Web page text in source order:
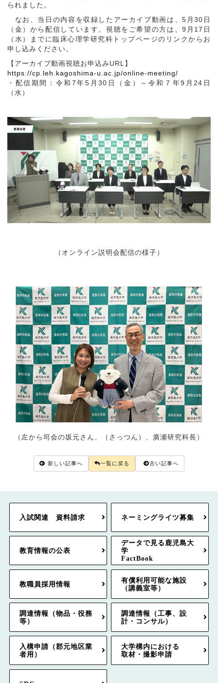
られました。
なお、当日の内容を収録したアーカイブ動画は、5月30日
（金）から配信しています。視聴をご希望の方は、9月17日
（水）までに臨床心理学研究科トップページのリンクからお
申し込みください。
【アーカイブ動画視聴お申込みURL】
https://cp.leh.kagoshima-u.ac.jp/online-meeting/
・配信期間：令和7年5月30日（金）～令和７年9月24日
（水）
（オンライン説明会配信の様子）
（左から司会の坂元さん、（さっつん）、廣瀬研究科長）
新しい記事へ 一覧に戻る 古い記事へ
入試関連 資料請求 ネーミングライツ募集
教育情報の公表
データで見る鹿児島大
学
FactBook
教職員採用情報
有償利用可能な施設
（講義室等）
調達情報（物品・役務
等）
調達情報（工事、設
計・コンサル）
入構申請（郡元地区業
者用）
大学構内における
取材・撮影申請